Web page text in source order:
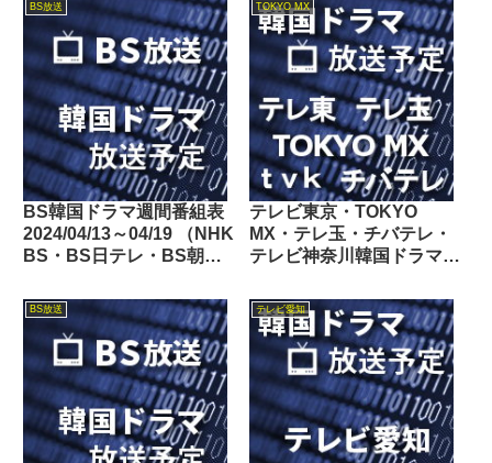
BS放送
BS韓国ドラマ週間番組表
2024/04/13～04/19 （NHK
BS・BS日テレ・BS朝
東・BSフジ）
TOKYO MX
テレビ東京・TOKYO
MX・テレ玉・チバテレ・
テレビ神奈川韓国ドラマ週
11/22
BS放送 テレビ愛知